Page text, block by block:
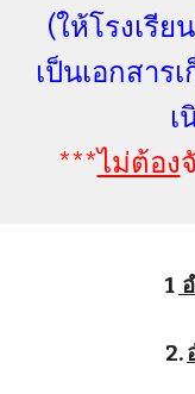
(ให้โรงเรี
เป็นเอกสาร
เ
***ไม่ต้อง
1
2.